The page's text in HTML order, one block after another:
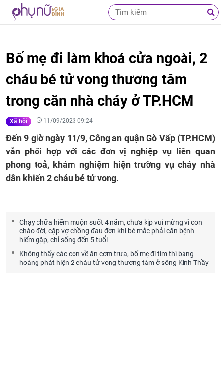
Bố mẹ đi làm khoá cửa ngoài, 2
cháu bé tử vong thương tâm
trong căn nhà cháy ở TP.HCM
Xã hội 11/09/2023 09:24
Đến 9 giờ ngày 11/9, Công an quận Gò Vấp (TP.HCM)
vẫn phối hợp với các đơn vị nghiệp vụ liên quan
phong toả, khám nghiệm hiện trường vụ cháy nhà
dân khiến 2 cháu bé tử vong.
Chạy chữa hiếm muộn suốt 4 năm, chưa kịp vui mừng vì con
chào đời, cặp vợ chồng đau đớn khi bé mắc phải căn bệnh
hiếm gặp, chỉ sống đến 5 tuổi
Không thấy các con về ăn cơm trưa, bố mẹ đi tìm thì bàng
hoàng phát hiện 2 cháu tử vong thương tâm ở sông Kinh Thầy